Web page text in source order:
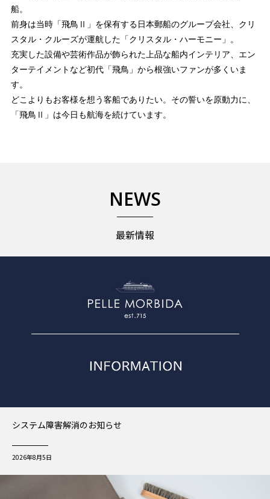
船。
前身は当時「飛鳥Ⅱ」を保有する日本郵船のグループ会社、クリ
スタル・クルーズが運航した「クリスタル・ハーモニー」。
充実した設備や芸術作品が飾られた上品な船内インテリア、エン
ターテイメントなど初代「飛鳥」から根強いファンが多くいま
す。
どこよりもお客様を想う客船でありたい。その誓いを原動力に、
「飛鳥Ⅱ」は今日も航海を続けています。
NEWS
最新情報
システム障害解消のお知らせ
2026年8月5日